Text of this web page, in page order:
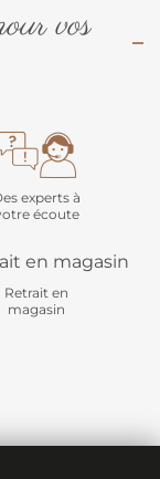
vos
experts à
écoute
Retrait en
magasin